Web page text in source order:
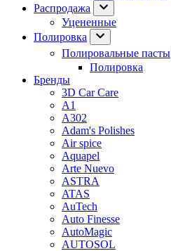
Распродажа
Уцененные
Полировка
Полировальные пасты
Полировка
Бренды
3D Car Care
A1
A302
Adam's Polishes
Air spice
Aquapel
Arte Nuevo
ASTRA
ATAS
AuTech
Auto Finesse
AutoMagic
AUTOSOL